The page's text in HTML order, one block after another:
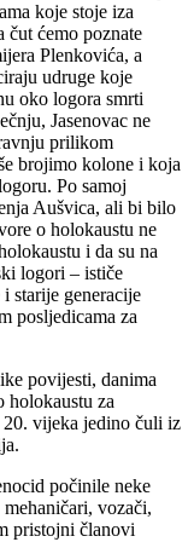
koje stoje iza
čut ćemo poznate
Plenkovića, a
udruge koje
oko logora smrti
Jasenovac ne
prilikom
brojimo kolone i koja
Po samoj
Aušvica, ali bi bilo
o holokaustu ne
i da su na
logori – ističe
starije generacije
posljedicama za
povijesti, danima
holokaustu za
vijeka jedino čuli iz
počinile neke
vozači,
pristojni članovi